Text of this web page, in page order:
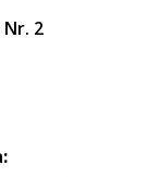
2